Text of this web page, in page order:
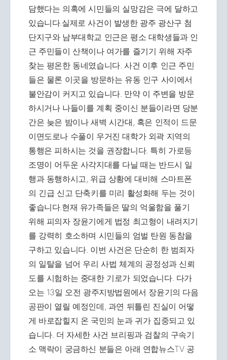
담했다는 의혹에 시민들의 실망감은 극에 달하고
있습니다.실제로 사건이 발생한 광주 광산구 첨
단지구와 남부대학교 인근은 평소 대학생들과 인
근 주민들이 산책이나 여가를 즐기기 위해 자주
찾는 평온한 동네였습니다. 사건 이후 인근 주민
들은 물론 이곳을 방문하는 유동 인구 사이에서
불안감이 커지고 있습니다. 만약 이 주변을 방문
하시거나 나들이를 계획 중이신 분들이라면 당분
간은 늦은 밤이나 새벽 시간대, 혹은 인적이 드문
이면도로나 수풀이 우거진 대학가 외곽 지역의
통행은 피하시는 것을 권장합니다. 특히 가로등
조명이 어두운 사각지대를 다닐 때는 반드시 일
행과 동행하시고, 위급 상황에 대비해 스마트폰
의 긴급 신고 단축키를 미리 활성화해 두는 것이
좋습니다.현재 유가족들은 딸의 억울함을 풀기
위해 피의자 장윤기에게 법정 최고형이 내려지기
를 강력히 호소하며 시민들의 엄벌 탄원 동참을
구하고 있습니다. 이번 사건은 단순히 한 범죄자
의 일탈을 넘어 우리 사법 체계의 공정성과 신뢰
도를 시험하는 중대한 기로가 되었습니다. 다가
오는 13일 오전 광주지방법원에서 장윤기의 다음
공판이 열릴 예정인데, 과연 뒤틀린 진실이 어떻
게 바로잡힐지 온 국민의 눈과 귀가 집중되고 있
습니다. 더 자세한 사건 브리핑과 검찰의 구속기
소 맥락이 궁금하신 분들은 아래 연합뉴스TV 공